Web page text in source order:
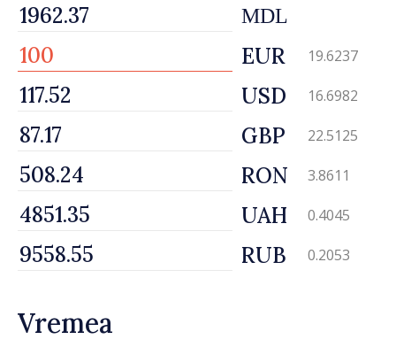
MDL
EUR 19.6237
USD 16.6982
GBP 22.5125
RON 3.8611
UAH 0.4045
RUB 0.2053
Vremea